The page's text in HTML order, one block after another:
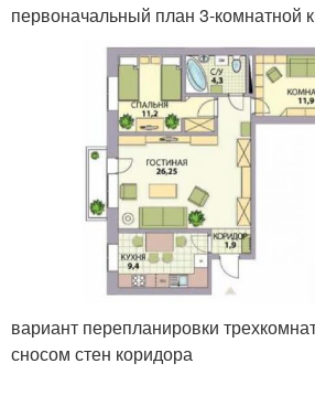
первоначальный план 3-комнатной
вариант перепланировки
сносом стен коридора